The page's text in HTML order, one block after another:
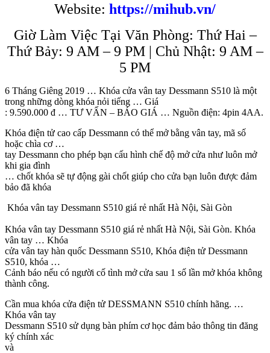
Website: https://mihub.vn/
Giờ Làm Việc Tại Văn Phòng: Thứ Hai –
Thứ Bảy: 9 AM – 9 PM | Chủ Nhật: 9 AM –
5 PM
6 Tháng Giêng 2019 … Khóa cửa vân tay Dessmann S510 là một
trong những dòng khóa nỏi tiếng … Giá
: 9.590.000 đ … TƯ VẤN – BÁO GIÁ … Nguồn điện: 4pin 4AA.
Khóa điện tử cao cấp Dessmann có thể mở bằng vân tay, mã số
hoặc chìa cơ …
tay Dessmann cho phép bạn cấu hình chế độ mở cửa như luôn mở
khi gia đình
… chốt khóa sẽ tự động gài chốt giúp cho cửa bạn luôn được đảm
bảo đã khóa
Khóa vân tay Dessmann S510 giá rẻ nhất Hà Nội, Sài Gòn
Khóa vân tay Dessmann S510 giá rẻ nhất Hà Nội, Sài Gòn. Khóa
vân tay … Khóa
cửa vân tay hàn quốc Dessmann S510, Khóa điện tử Dessmann
S510, khóa …
Cảnh báo nếu có người cố tình mở cửa sau 1 số lần mở khóa không
thành công.
Cần mua khóa cửa điện tử DESSMANN S510 chính hãng. …
Khóa vân tay
Dessmann S510 sử dụng bàn phím cơ học đảm bảo thông tin đăng
ký chính xác
và